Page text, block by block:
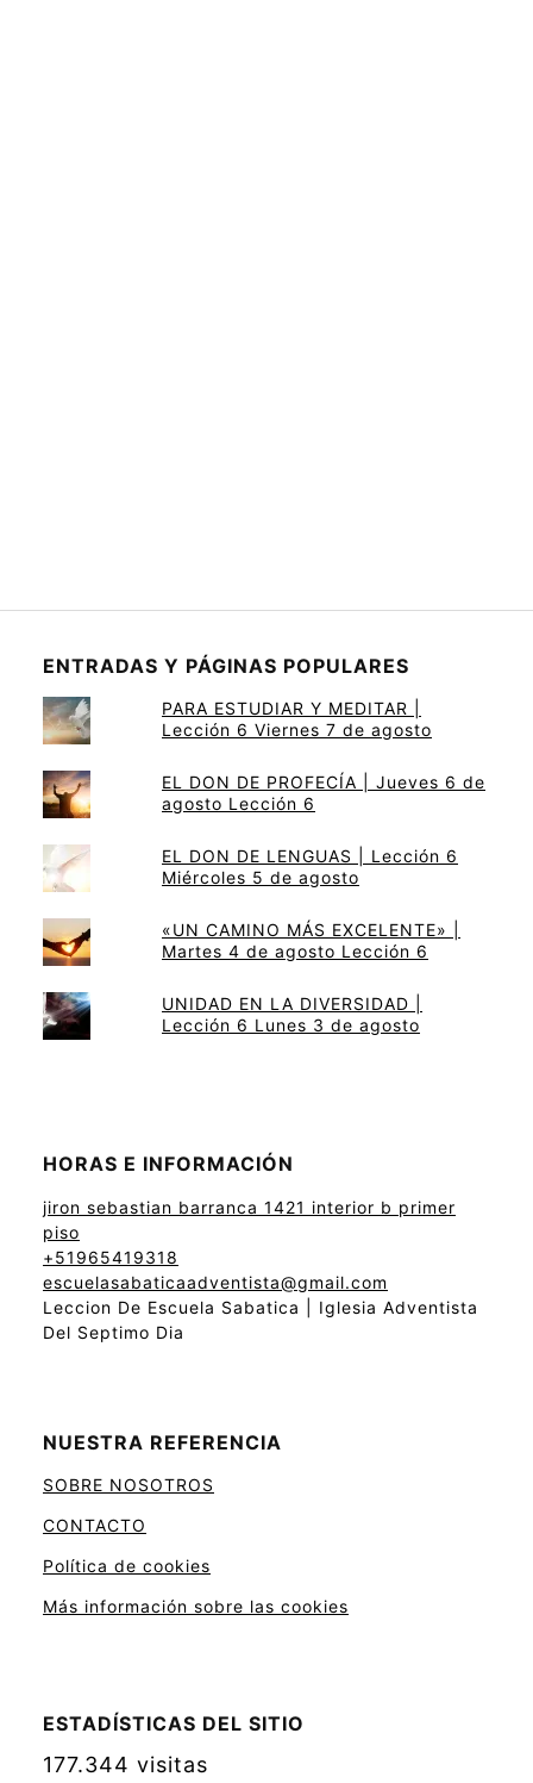
ENTRADAS Y PÁGINAS POPULARES
PARA ESTUDIAR Y MEDITAR |
Lección 6 Viernes 7 de agosto
EL DON DE PROFECÍA | Jueves 6 de
agosto Lección 6
EL DON DE LENGUAS | Lección 6
Miércoles 5 de agosto
«UN CAMINO MÁS EXCELENTE» |
Martes 4 de agosto Lección 6
UNIDAD EN LA DIVERSIDAD |
Lección 6 Lunes 3 de agosto
HORAS E INFORMACIÓN
jiron sebastian barranca 1421 interior b primer
piso
+51965419318
escuelasabaticaadventista@gmail.com
Leccion De Escuela Sabatica | Iglesia Adventista
Del Septimo Dia
NUESTRA REFERENCIA
SOBRE NOSOTROS
CONTACTO
Política de cookies
Más información sobre las cookies
ESTADÍSTICAS DEL SITIO
177.344 visitas